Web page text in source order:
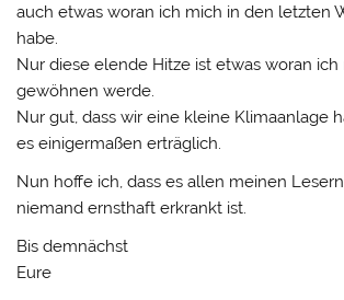
auch etwas woran ich mich in den letzten
habe.
Nur diese elende Hitze ist etwas woran ich
gewöhnen werde.
Nur gut, dass wir eine kleine Klimaanlage
es einigermaßen erträglich.
Nun hoffe ich, dass es allen meinen
niemand ernsthaft erkrankt ist.
Bis demnächst
Eure